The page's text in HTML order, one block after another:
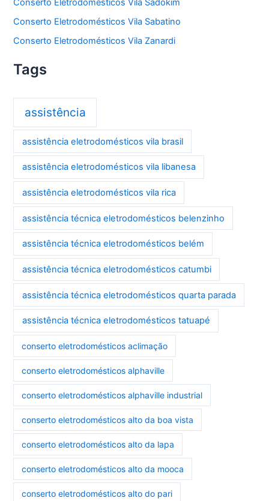
Conserto Eletrodomésticos Vila Sadokim
Conserto Eletrodomésticos Vila Sabatino
Conserto Eletrodomésticos Vila Zanardi
Tags
assistência
assistência eletrodomésticos vila brasil
assistência eletrodomésticos vila libanesa
assistência eletrodomésticos vila rica
assistência técnica eletrodomésticos belenzinho
assistência técnica eletrodomésticos belém
assistência técnica eletrodomésticos catumbi
assistência técnica eletrodomésticos quarta parada
assistência técnica eletrodomésticos tatuapé
conserto eletrodomésticos aclimação
conserto eletrodomésticos alphaville
conserto eletrodomésticos alphaville industrial
conserto eletrodomésticos alto da boa vista
conserto eletrodomésticos alto da lapa
conserto eletrodomésticos alto da mooca
conserto eletrodomésticos alto do pari